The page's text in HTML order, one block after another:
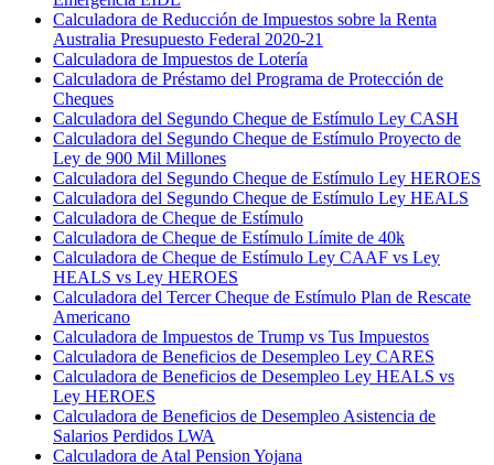
Calculadora de Reducción de Impuestos sobre la Renta
Australia Presupuesto Federal 2020-21
Calculadora de Impuestos de Lotería
Calculadora de Préstamo del Programa de Protección de
Cheques
Calculadora del Segundo Cheque de Estímulo Ley CASH
Calculadora del Segundo Cheque de Estímulo Proyecto de
Ley de 900 Mil Millones
Calculadora del Segundo Cheque de Estímulo Ley HEROES
Calculadora del Segundo Cheque de Estímulo Ley HEALS
Calculadora de Cheque de Estímulo
Calculadora de Cheque de Estímulo Límite de 40k
Calculadora de Cheque de Estímulo Ley CAAF vs Ley
HEALS vs Ley HEROES
Calculadora del Tercer Cheque de Estímulo Plan de Rescate
Americano
Calculadora de Impuestos de Trump vs Tus Impuestos
Calculadora de Beneficios de Desempleo Ley CARES
Calculadora de Beneficios de Desempleo Ley HEALS vs
Ley HEROES
Calculadora de Beneficios de Desempleo Asistencia de
Salarios Perdidos LWA
Calculadora de Atal Pension Yojana